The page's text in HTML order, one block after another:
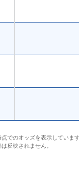
でのオッズを表示していま
反映されません。